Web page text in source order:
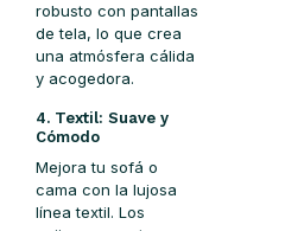
robusto con pantallas
de tela, lo que crea
una atmósfera cálida
y acogedora.
4. Textil: Suave y
Cómodo
Mejora tu sofá o
cama con la lujosa
línea textil. Los